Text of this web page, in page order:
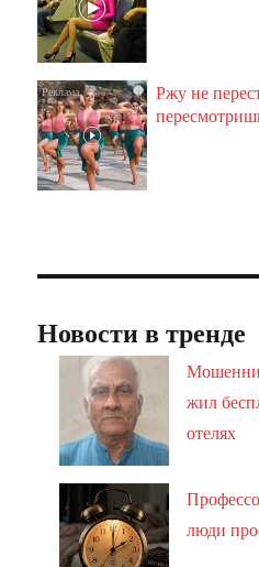
i
Ржу не
Новости в тренде
жил
отелях
люди